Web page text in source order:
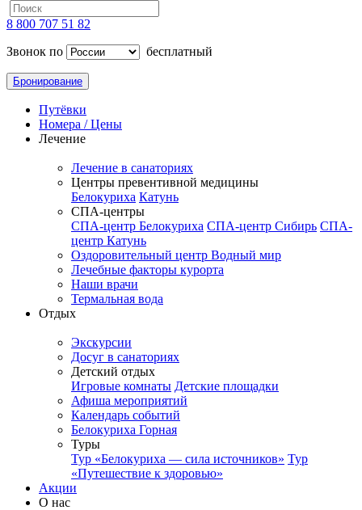
8 800 707 51 82
Звонок по
бесплатный
Бронирование
Путёвки
Номера / Цены
Лечение
Лечение в санаториях
Центры превентивной медицины
Белокуриха Катунь
СПА-центры
СПА-центр Белокуриха СПА-центр Сибирь СПА-
центр Катунь
Оздоровительный центр Водный мир
Лечебные факторы курорта
Наши врачи
Термальная вода
Отдых
Экскурсии
Досуг в санаториях
Детский отдых
Игровые комнаты Детские площадки
Афиша мероприятий
Календарь событий
Белокуриха Горная
Туры
Тур «Белокуриха — сила источников» Тур
«Путешествие к здоровью»
Акции
О нас